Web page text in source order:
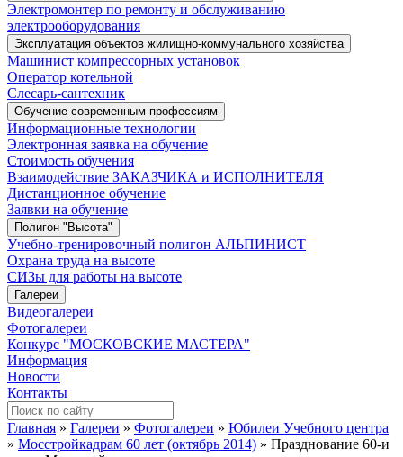
Электромонтер по ремонту и обслуживанию
электрооборудования
Эксплуатация объектов жилищно-коммунального хозяйства
Машинист компрессорных установок
Оператор котельной
Слесарь-сантехник
Обучение современным профессиям
Информационные технологии
Электронная заявка на обучение
Стоимость обучения
Взаимодействие ЗАКАЗЧИКА и ИСПОЛНИТЕЛЯ
Дистанционное обучение
Заявки на обучение
Полигон "Высота"
Учебно-тренировочный полигон АЛЬПИНИСТ
Охрана труда на высоте
СИЗы для работы на высоте
Галереи
Видеогалереи
Фотогалереи
Конкурс "МОСКОВСКИЕ МАСТЕРА"
Информация
Новости
Контакты
Главная » Галереи » Фотогалереи » Юбилеи Учебного центра
» Мосстройкадрам 60 лет (октябрь 2014) » Празднование 60-и